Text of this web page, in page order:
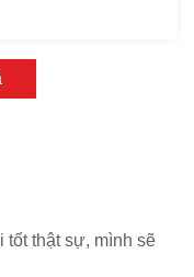
tốt thật sự, mình sẽ